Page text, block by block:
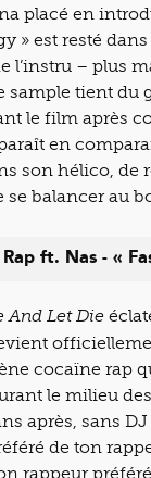
placé en
» est resté
l’instru – plus
sample tient du
le film après
en
son hélico, de
balancer au
ft. Nas - «
And Let Die
cocaïne rap
le milieu des
après, sans
de ton
rappeur